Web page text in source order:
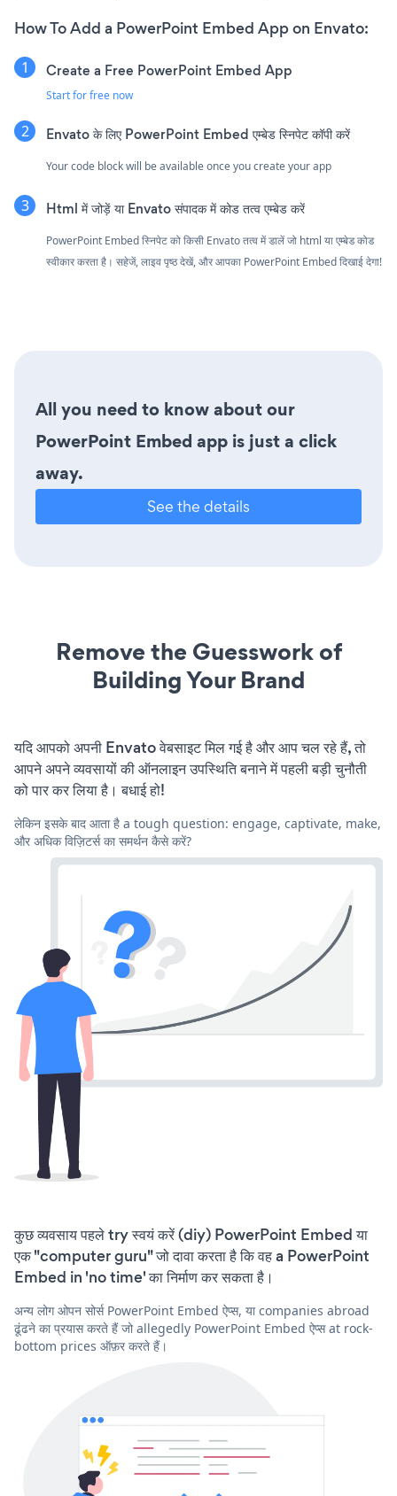
How To Add a PowerPoint Embed App on Envato:
Create a Free PowerPoint Embed App
Start for free now
Envato के लिए PowerPoint Embed एम्बेड स्निपेट कॉपी करें
Your code block will be available once you create your app
Html में जोड़ें या Envato संपादक में कोड तत्व एम्बेड करें
PowerPoint Embed स्निपेट को किसी Envato तत्व में डालें जो html या एम्बेड कोड
स्वीकार करता है। सहेजें, लाइव पृष्ठ देखें, और आपका PowerPoint Embed दिखाई देगा!
All you need to know about our
PowerPoint Embed app is just a click
away.
See the details
Remove the Guesswork of
Building Your Brand
यदि आपको अपनी Envato वेबसाइट मिल गई है और आप चल रहे हैं, तो
आपने अपने व्यवसायों की ऑनलाइन उपस्थिति बनाने में पहली बड़ी चुनौती
को पार कर लिया है। बधाई हो!
लेकिन इसके बाद आता है a tough question: engage, captivate, make,
और अधिक विज़िटर्स का समर्थन कैसे करें?
कुछ व्यवसाय पहले try स्वयं करें (diy) PowerPoint Embed या
एक "computer guru" जो दावा करता है कि वह a PowerPoint
Embed in 'no time' का निर्माण कर सकता है।
अन्य लोग ओपन सोर्स PowerPoint Embed ऐप्स, या companies abroad
ढूंढने का प्रयास करते हैं जो allegedly PowerPoint Embed ऐप्स at rock-
bottom prices ऑफ़र करते हैं।